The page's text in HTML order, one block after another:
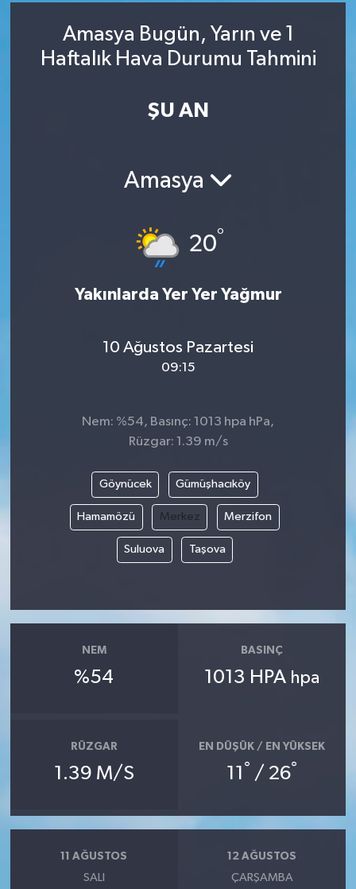
Amasya Bugün, Yarın ve 1
Haftalık Hava Durumu Tahmini
ŞU AN
Amasya
20°
Yakınlarda Yer Yer Yağmur
10 Ağustos Pazartesi
09:15
Nem: %54, Basınç: 1013 hpa hPa,
Rüzgar: 1.39 m/s
Göynücek Gümüşhacıköy
Hamamözü Merkez Merzifon
Suluova Taşova
NEM
%54
BASINÇ
1013 HPA hpa
RÜZGAR
1.39 M/S
EN DÜŞÜK / EN YÜKSEK
11 ° / 26°
11 AĞUSTOS
SALI
12 AĞUSTOS
ÇARŞAMBA
RESMİ İLAN
BİLİM VE TEKNOLOJİ
RESMİ İLAN
Yaşam